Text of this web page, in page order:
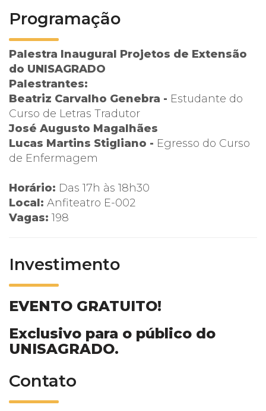
Programação
Palestra Inaugural Projetos de Extensão
do UNISAGRADO
Palestrantes:
Beatriz Carvalho Genebra - Estudante do
Curso de Letras Tradutor
José Augusto Magalhães
Lucas Martins Stigliano - Egresso do Curso
de Enfermagem
Horário: Das 17h às 18h30
Local: Anfiteatro E-002
Vagas: 198
Investimento
EVENTO GRATUITO!
Exclusivo para o público do
UNISAGRADO.
Contato